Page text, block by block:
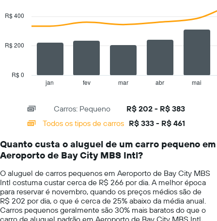
1
exibindo
médio
carro
with
displaying
categories.
categories.
The
has
1
Y
axis
displaying
jan fev mar abr mai
R$ 0
R$ 200
R$ 400
Carros: Pequeno
R$ 202 - R$ 383
Todos os tipos de carros R$ 333 - R$ 461
Quanto custa o aluguel de um carro pequeno em
Aeroporto de Bay City MBS Intl?
O aluguel de carros pequenos em Aeroporto de Bay City MBS
Intl costuma custar cerca de R$ 266 por dia. A melhor época
para reservar é novembro, quando os preços médios são de
R$ 202 por dia, o que é cerca de 25% abaixo da média anual.
Carros pequenos geralmente são 30% mais baratos do que o
carro de aluguel padrão em Aeroporto de Bay City MBS Intl,